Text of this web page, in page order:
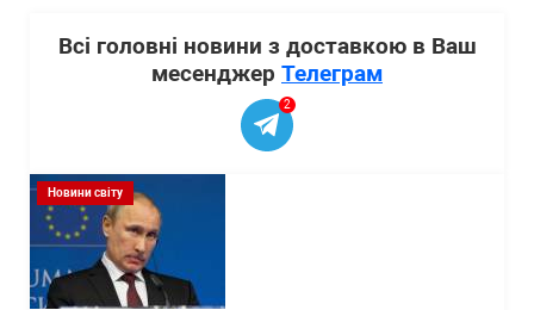
Всі головні новини з доставкою в Ваш
месенджер Телеграм
2
Новини світу